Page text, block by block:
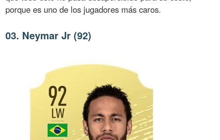
porque es uno de los jugadores más caros.
03. Neymar Jr (92)